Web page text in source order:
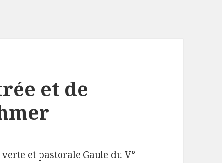
et de
et pastorale Gaule du V°